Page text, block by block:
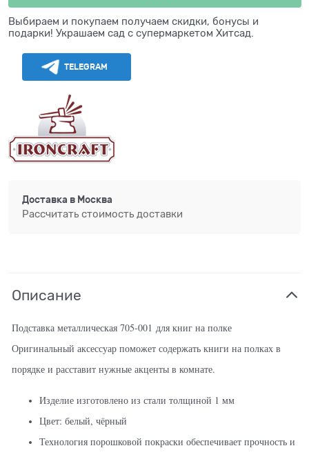
Выбираем и покупаем получаем скидки, бонусы и
подарки! Украшаем сад с супермаркетом Хитсад.
TELEGRAM
Доставка в Москва
Рассчитать стоимость доставки
Описание
Подставка металлическая 705-001 для книг на полке
Оригинальный аксессуар поможет содержать книги на полках в
порядке и расставит нужные акценты в комнате.
Изделие изготовлено из стали толщиной 1 мм
Цвет: белый, чёрный
Технология порошковой покраски обеспечивает прочность и